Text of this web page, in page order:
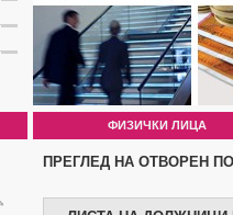
ФИЗИЧКИ ЛИЦА
ПРЕГЛЕД НА ОТВОРЕН